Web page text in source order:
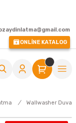
ONLİNE KATALOG
Wallwasher Duvar